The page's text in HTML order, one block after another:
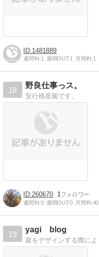
1481889
週間IN:1 週間OUT:1 月間IN:1
18
野良仕事っス。
安行殖産園です。
260670 1
週間IN:0 週間OUT:0 月間IN:40
19
yagi blog